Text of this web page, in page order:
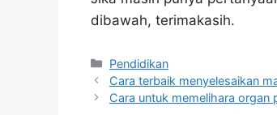
dibawah, terimakasih.
Kategori
Pendidikan
Cara terbaik menyelesaikan
Cara untuk memelihara organ